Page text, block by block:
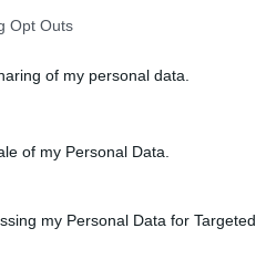
Opt Outs
of my personal data.
of my Personal Data.
my Personal Data for Targeted
που ανήλθαν στο ποσό
στα 100.751,48